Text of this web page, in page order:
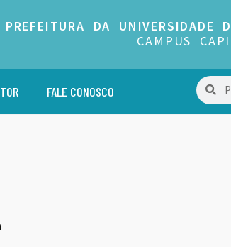
PREFEITURA DA UNIVERSIDADE
CAMPUS
FALE CONOSCO